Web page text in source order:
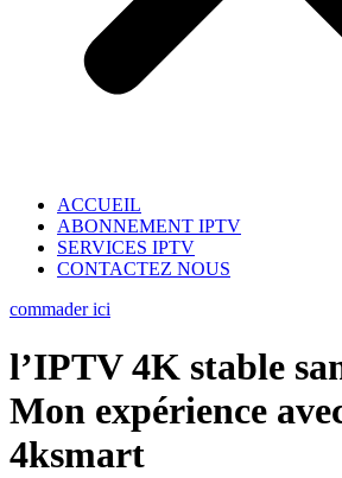
ACCUEIL
ABONNEMENT IPTV
SERVICES IPTV
CONTACTEZ NOUS
commader ici
l’IPTV 4K stable
Mon expérience
4ksmart